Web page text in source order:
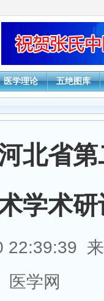
医学理论 五绝图库
北省
学术
22:39:39
医学网